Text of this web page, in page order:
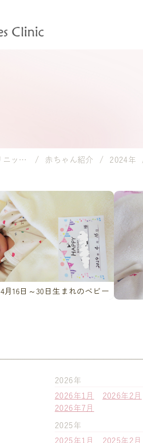
ももレディースクリニック｜岡山市の産婦人科・小児科 赤ちゃん紹介 2024年
4月16日～30日生まれのベビー
2026年
2026年1月
2026年2月
2026年7月
2025年
2025年1月
2025年2月